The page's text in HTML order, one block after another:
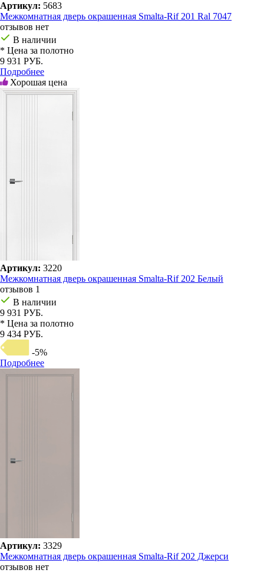
Артикул: 5683
Межкомнатная дверь окрашенная Smalta-Rif 201 Ral 7047
отзывов нет
В наличии
* Цена за полотно
9 931 РУБ.
Подробнее
Хорошая цена
Артикул: 3220
Межкомнатная дверь окрашенная Smalta-Rif 202 Белый
отзывов 1
В наличии
9 931 РУБ.
* Цена за полотно
9 434 РУБ.
-5%
Подробнее
Артикул: 3329
Межкомнатная дверь окрашенная Smalta-Rif 202 Джерси
отзывов нет